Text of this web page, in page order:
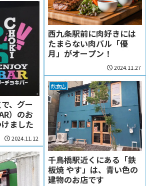
西九条駅前に肉好きには
たまらない肉バル「優
月」がオープン！
2024.11.27
、グー
）のお
ました
2024.11.12
飲食店
千鳥橋駅近くにある「鉄
板焼 やす」は、青い色の
建物のお店です